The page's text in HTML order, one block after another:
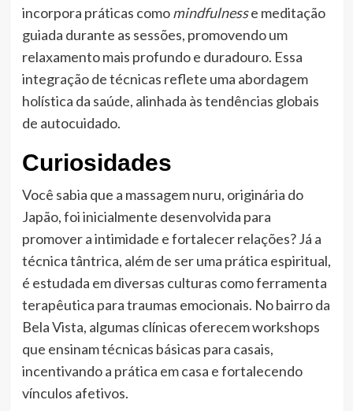
incorpora práticas comomindfulnesse meditação
guiada durante as sessões, promovendo um
relaxamento mais profundo e duradouro. Essa
integração de técnicas reflete uma abordagem
holística da saúde, alinhada às tendências globais
de autocuidado.
Curiosidades
Você sabia que a massagem nuru, originária do
Japão, foi inicialmente desenvolvida para
promover a intimidade e fortalecer relações? Já a
técnica tântrica, além de ser uma prática espiritual,
é estudada em diversas culturas como ferramenta
terapêutica para traumas emocionais. No bairro da
Bela Vista, algumas clínicas oferecem workshops
que ensinam técnicas básicas para casais,
incentivando a prática em casa e fortalecendo
vínculos afetivos.